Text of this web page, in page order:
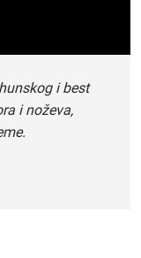
i best
i noževa,